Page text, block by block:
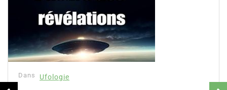
Dans Ufologie
Premiers contacts de Zaor et Viera